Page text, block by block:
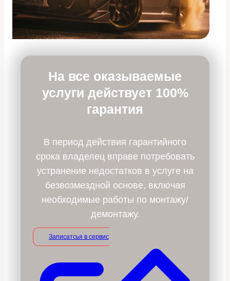
На все оказываемые
услуги действует 100%
гарантия
В период действия гарантийного
срока владелец вправе потребовать
устранение недостатков в услуге на
безвозмездной основе, включая
необходимые работы по монтажу/
демонтажу.
Записатсья в сервис